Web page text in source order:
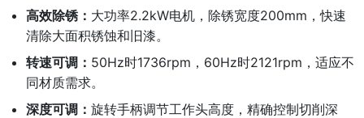
高效除锈： 大功率2.2kW电机，除锈宽度200mm，快速
清除大面积锈蚀和旧漆。
转速可调： 50Hz时1736rpm，60Hz时2121rpm，适应不
同材质需求。
深度可调： 旋转手柄调节工作头高度，精确控制切削深